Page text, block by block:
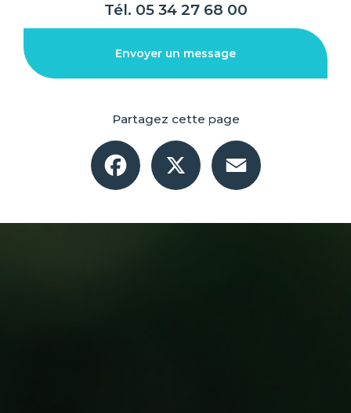
Tél. 05 34 27 68 00
Envoyer un message
Partagez cette page
Facebook